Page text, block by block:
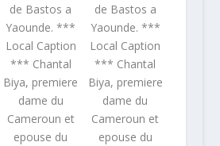
de Bastos a
Yaounde. ***
Local Caption
*** Chantal
Biya, premiere
dame du
Cameroun et
epouse du
de Bastos a
Yaounde. ***
Local Caption
*** Chantal
Biya, premiere
dame du
Cameroun et
epouse du